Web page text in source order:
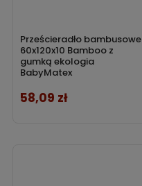
Prześcieradło bambusowe
60x120x10 Bamboo z
gumką ekologia
BabyMatex
Cena
58,09 zł